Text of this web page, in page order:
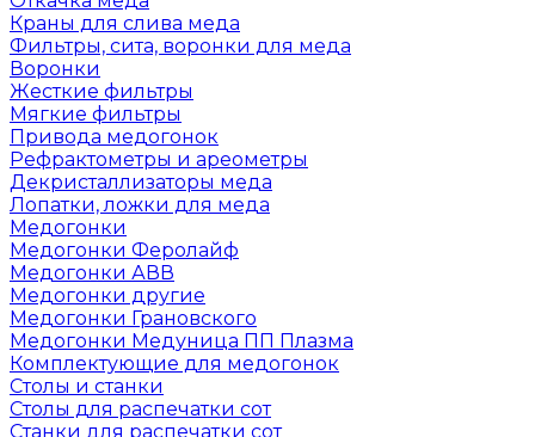
Краны для слива меда
Фильтры, сита, воронки для меда
Воронки
Жесткие фильтры
Мягкие фильтры
Привода медогонок
Рефрактометры и ареометры
Декристаллизаторы меда
Лопатки, ложки для меда
Медогонки
Медогонки Феролайф
Медогонки АВВ
Медогонки другие
Медогонки Грановского
Медогонки Медуница ПП Плазма
Комплектующие для медогонок
Столы и станки
Столы для распечатки сот
Станки для распечатки сот